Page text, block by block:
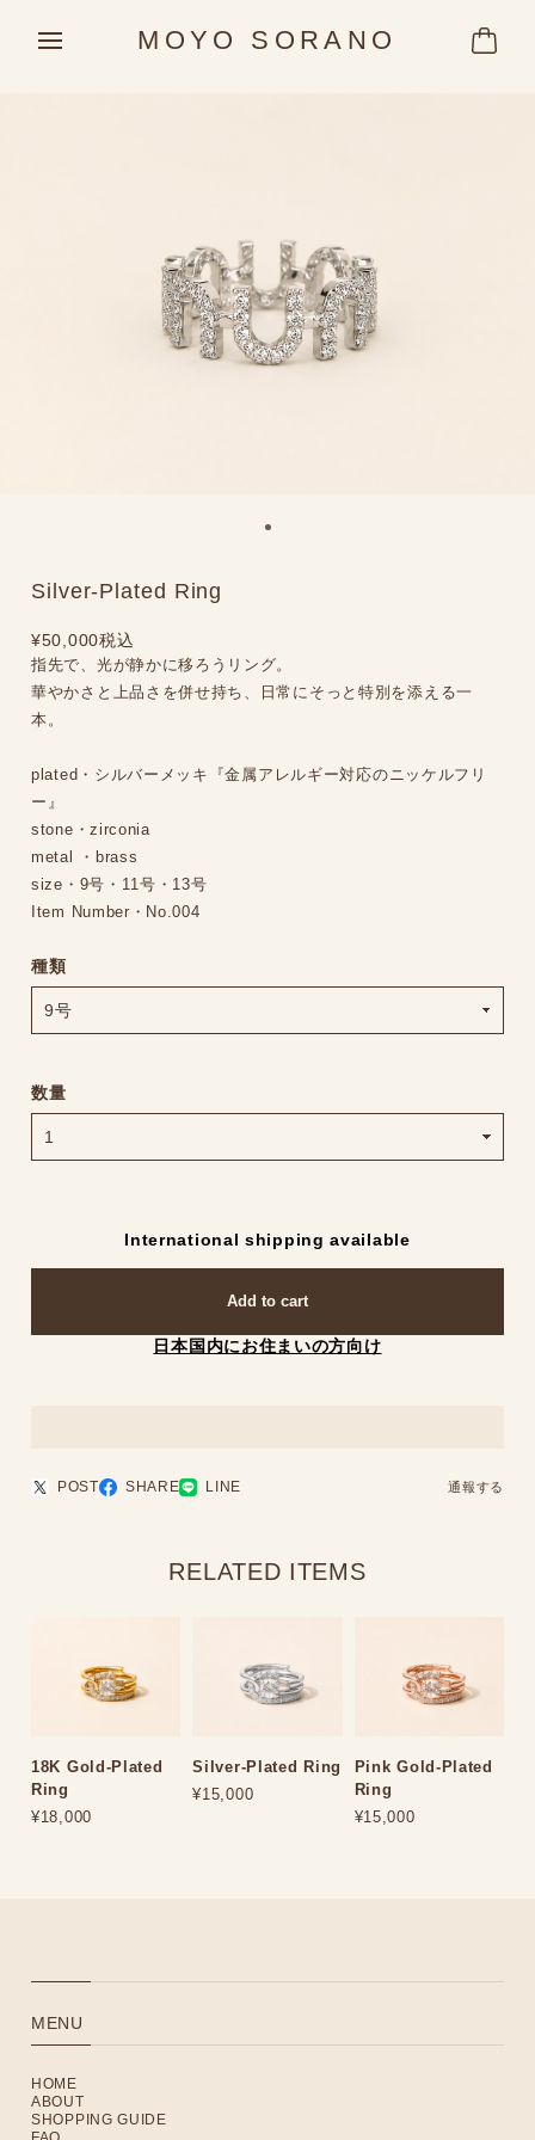
MOYO SORANO
Silver-Plated Ring
¥50,000税込
指先で、光が静かに移ろうリング。
華やかさと上品さを併せ持ち、日常にそっと特別を添える一
本。
plated・シルバーメッキ『金属アレルギー対応のニッケルフリ
ー』
stone・zirconia
metal ・brass
size・9号・11号・13号
Item Number・No.004
種類
数量
International shipping available
Add to cart
日本国内にお住まいの方向け
POST SHARE LINE 通報する
RELATED ITEMS
18K Gold-Plated
Ring
¥18,000
Silver-Plated Ring
¥15,000
Pink Gold-Plated
Ring
¥15,000
MENU
HOME
ABOUT
SHOPPING GUIDE